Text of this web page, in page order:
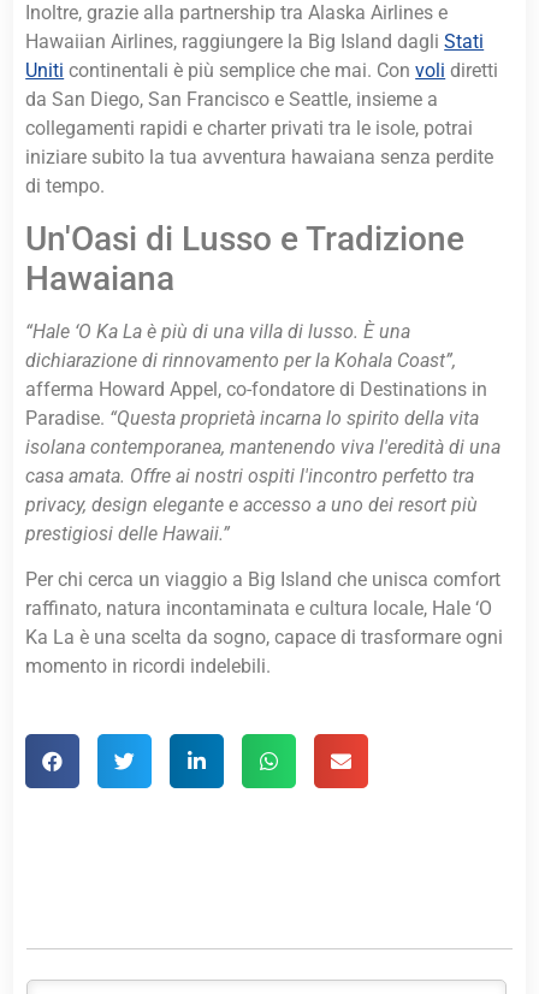
Inoltre, grazie alla partnership tra Alaska Airlines e
Hawaiian Airlines, raggiungere la Big Island dagliStati
Uniti continentali è più semplice che mai. Convoli diretti
da San Diego, San Francisco e Seattle, insieme a
collegamenti rapidi e charter privati tra le isole, potrai
iniziare subito la tua avventura hawaiana senza perdite
di tempo.
Un'Oasi di Lusso e Tradizione
Hawaiana
“Hale ‘O Ka La è più di una villa di lusso. È una
dichiarazione di rinnovamento per la Kohala Coast”,
afferma Howard Appel, co-fondatore di Destinations in
Paradise. “Questa proprietà incarna lo spirito della vita
isolana contemporanea, mantenendo viva l'eredità di una
casa amata. Offre ai nostri ospiti l'incontro perfetto tra
privacy, design elegante e accesso a uno dei resort più
prestigiosi delle Hawaii.”
Per chi cerca un viaggio a Big Island che unisca comfort
raffinato, natura incontaminata e cultura locale, Hale ‘O
Ka La è una scelta da sogno, capace di trasformare ogni
momento in ricordi indelebili.